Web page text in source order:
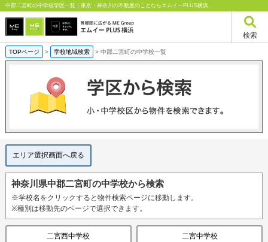
中郡二宮町の中学校学区一覧｜東京・神奈川の不動産のことならエムイーPLUS横浜
検索
TOPページ > 学校地域検索 > 中郡二宮町の中学校一覧
エリア選択画面へ戻る
神奈川県中郡二宮町の中学校から検索
※学校名をクリックすると物件検索ページに移動します。
※種別は移動先のページで選択できます。
二宮西中学校 二宮中学校